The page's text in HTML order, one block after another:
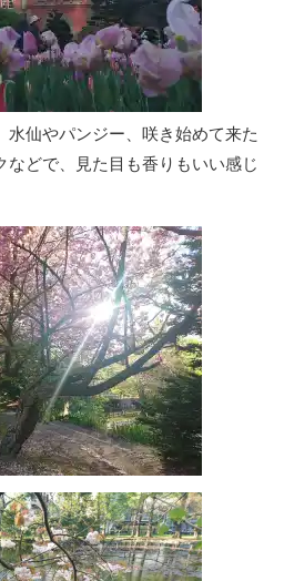
水仙やパンジー、咲き始めて来た
などで、見た目も香りもいい感じ